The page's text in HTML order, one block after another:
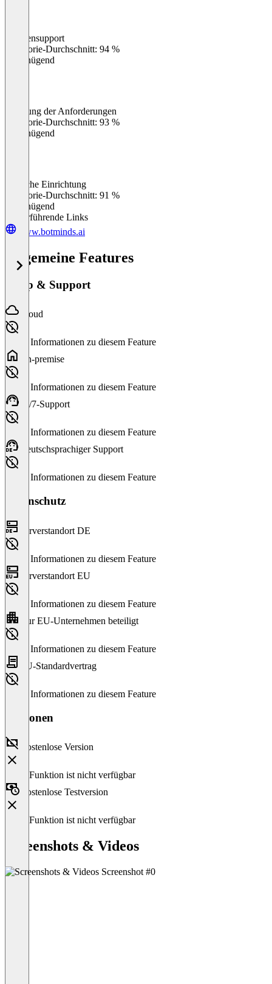
Kundensupport
Kategorie-Durchschnitt: 94 %
Ungenügend
Erfüllung der Anforderungen
Kategorie-Durchschnitt: 93 %
Ungenügend
Einfache Einrichtung
Kategorie-Durchschnitt: 91 %
Ungenügend
Weiterführende Links
www.botminds.ai
Allgemeine Features
Setup & Support
Cloud
Keine Informationen zu diesem Feature
On-premise
Keine Informationen zu diesem Feature
24/7-Support
Keine Informationen zu diesem Feature
Deutschsprachiger Support
Keine Informationen zu diesem Feature
Datenschutz
Serverstandort DE
Keine Informationen zu diesem Feature
Serverstandort EU
Keine Informationen zu diesem Feature
Nur EU-Unternehmen beteiligt
Keine Informationen zu diesem Feature
EU-Standardvertrag
Keine Informationen zu diesem Feature
Versionen
Kostenlose Version
Diese Funktion ist nicht verfügbar
Kostenlose Testversion
Diese Funktion ist nicht verfügbar
Screenshots & Videos